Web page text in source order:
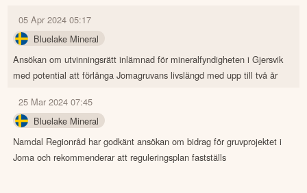
05 Apr 2024 05:17
Bluelake Mineral
Ansökan om utvinningsrätt inlämnad för mineralfyndigheten i Gjersvik
med potential att förlänga Jomagruvans livslängd med upp till två år
25 Mar 2024 07:45
Bluelake Mineral
Namdal Regionråd har godkänt ansökan om bidrag för gruvprojektet i
Joma och rekommenderar att reguleringsplan fastställs